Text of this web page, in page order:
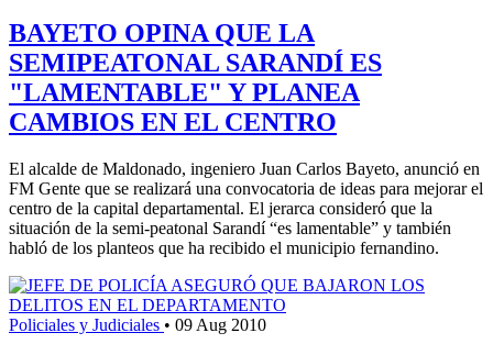
BAYETO OPINA QUE LA
SEMIPEATONAL SARANDÍ ES
"LAMENTABLE" Y PLANEA
CAMBIOS EN EL CENTRO
El alcalde de Maldonado, ingeniero Juan Carlos Bayeto, anunció en
FM Gente que se realizará una convocatoria de ideas para mejorar el
centro de la capital departamental. El jerarca consideró que la
situación de la semi-peatonal Sarandí “es lamentable” y también
habló de los planteos que ha recibido el municipio fernandino.
Policiales y Judiciales • 09 Aug 2010